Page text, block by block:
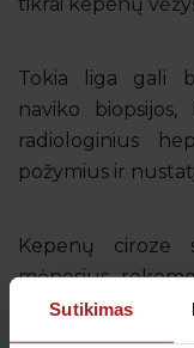
Sutikimas
Tokia liga gali
naviko
radiologinius
požymius ir
Kepenų ciroze
mėnesius
ultragarsu ir
koncentraciją